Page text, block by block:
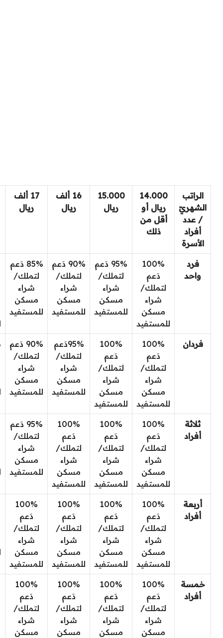
الراتب
الشهريّ
/ عدد
أفراد
الأسرة
14.000
ريال أو
أقل من
ذلك
15.000
ريال
16 ألف
ريال
17 ألف
ريال
فرد
واحد
100%
دَعم
لتملك/
شراء
مسكن
للمستفيد
95% دَعم
لتملك/
شراء
مسكن
للمستفيد
90% دَعم
لتملك/
شراء
مسكن
للمستفيد
85% دَعم
لتملك/
شراء
مسكن
للمستفيد
فردان
100%
دَعم
لتملك/
شراء
مسكن
للمستفيد
100%
دَعم
لتملك/
شراء
مسكن
للمستفيد
95%دَعم
لتملك/
شراء
مسكن
للمستفيد
90% دَعم
لتملك/
شراء
مسكن
للمستفيد
ثلاثة
أفراد
100%
دَعم
لتملك/
شراء
مسكن
للمستفيد
100%
دَعم
لتملك/
شراء
مسكن
للمستفيد
100%
دَعم
لتملك/
شراء
مسكن
للمستفيد
95% دَعم
لتملك/
شراء
مسكن
للمستفيد
أربعة
أفراد
100%
دَعم
لتملك/
شراء
مسكن
للمستفيد
100%
دَعم
لتملك/
شراء
مسكن
للمستفيد
100%
دَعم
لتملك/
شراء
مسكن
للمستفيد
100%
دَعم
لتملك/
شراء
مسكن
للمستفيد
خمسة
أفراد
100%
دَعم
لتملك/
شراء
مسكن
100%
دَعم
لتملك/
شراء
مسكن
100%
دَعم
لتملك/
شراء
مسكن
100%
دَعم
لتملك/
شراء
مسكن